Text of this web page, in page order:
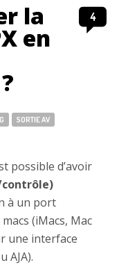
la
en
4
SORTIE AV
possible d’avoir
à un port
(iMacs, Mac
une interface
AJA).